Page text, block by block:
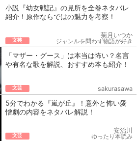
小説『幼女戦記』の見所を全巻ネタバレ
紹介！原作ならではの魅力を考察！
文芸
菊月いつか
ジャンルを問わず物語が好き
「マザー・グース」は本当は怖い？名言
や有名な歌を解説、おすすめ本も紹介！
文芸 sakurasawa
5分でわかる『嵐が丘』！意外と怖い愛
憎劇の内容をネタバレ解説！
文芸
安治川
ゆったり本読み